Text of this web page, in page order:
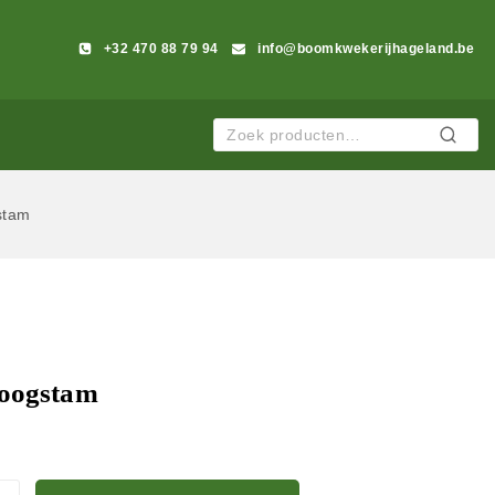
+32 470 88 79 94 info@boomkwekerijhageland.be
Zoeken